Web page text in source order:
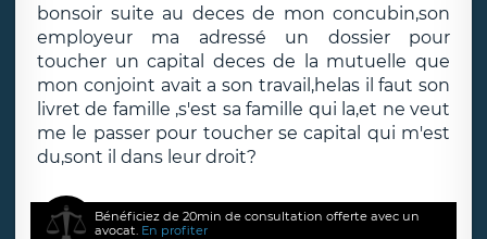
bonsoir suite au deces de mon concubin,son
employeur ma adressé un dossier pour
toucher un capital deces de la mutuelle que
mon conjoint avait a son travail,helas il faut son
livret de famille ,s'est sa famille qui la,et ne veut
me le passer pour toucher se capital qui m'est
du,sont il dans leur droit?
Bénéficiez de 20min de consultation offerte avec un
avocat. En profiter